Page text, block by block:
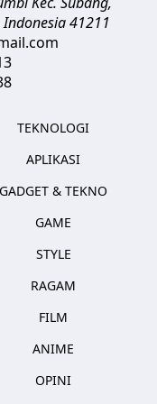
Indonesia41211
TEKNOLOGI
APLIKASI
GADGET & TEKNO
GAME
STYLE
RAGAM
FILM
ANIME
OPINI